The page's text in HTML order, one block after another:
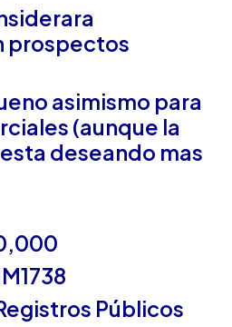
prospectos
asimismo para
(aunque la
deseando mas
Públicos